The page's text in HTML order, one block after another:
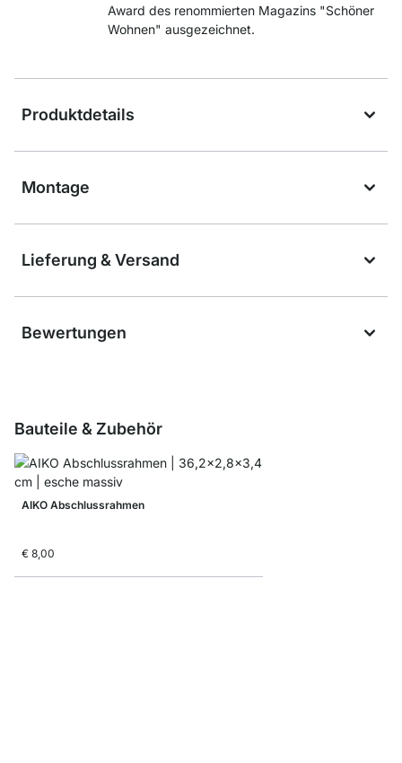
Award des renommierten Magazins "Schöner
Wohnen" ausgezeichnet.
Produktdetails
Montage
Lieferung & Versand
Bewertungen
Bauteile & Zubehör
AIKO Abschlussrahmen
€ 8,00